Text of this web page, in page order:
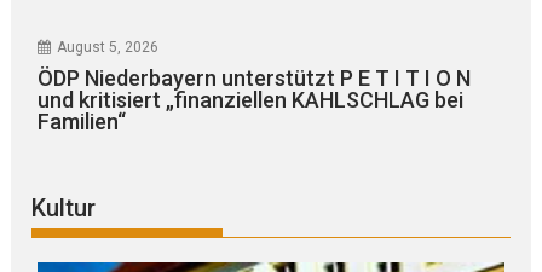
August 5, 2026
ÖDP Niederbayern unterstützt P E T I T I O N
und kritisiert „finanziellen KAHLSCHLAG bei
Familien“
Kultur